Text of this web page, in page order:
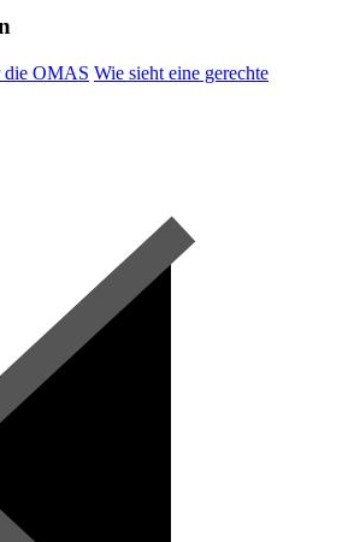
die OMAS Wie sieht eine gerechte